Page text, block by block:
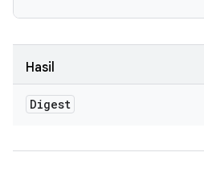
Hasil
Digest